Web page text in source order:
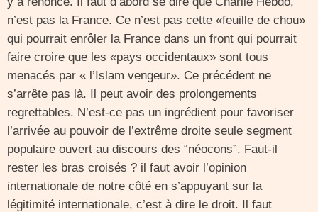
n’est pas la France. Ce n’est pas cette «feuille de chou»
qui pourrait enrôler la France dans un front qui pourrait
faire croire que les «pays occidentaux» sont tous
menacés par « l’Islam vengeur». Ce précédent ne
s’arrête pas là. Il peut avoir des prolongements
regrettables. N’est-ce pas un ingrédient pour favoriser
l’arrivée au pouvoir de l’extrême droite seule segment
populaire ouvert au discours des “néocons”. Faut-il
rester les bras croisés ? il faut avoir l’opinion
internationale de notre côté en s’appuyant sur la
légitimité internationale, c’est à dire le droit. Il faut